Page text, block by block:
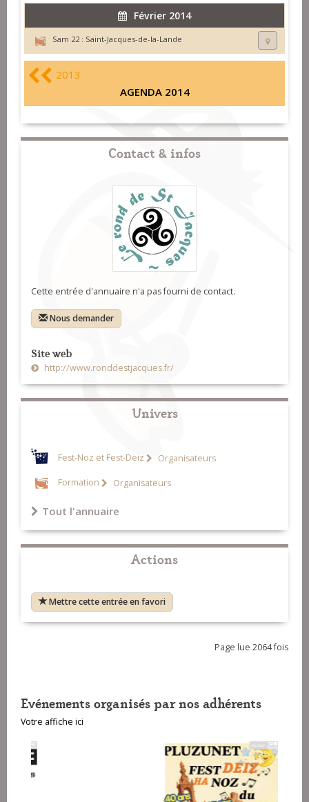
Février 2014
Sam 22 : Saint-Jacques-de-la-Lande
2013
AGENDA 2014
Contact & infos
Cette entrée d'annuaire n'a pas fourni de contact.
Nous demander
Site web
http://www.ronddestjacques.fr/
Univers
Fest-Noz et Fest-Deiz Organisateurs
Formation Organisateurs
Tout l'annuaire
Actions
Mettre cette entrée en favori
Page lue 2064 fois
Evénements organisés par nos adhérents
Votre affiche ici